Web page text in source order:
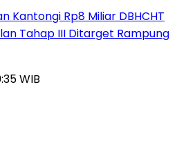
Kantongi Rp8 Miliar DBHCHT
Tahap III Ditarget Rampung
WIB